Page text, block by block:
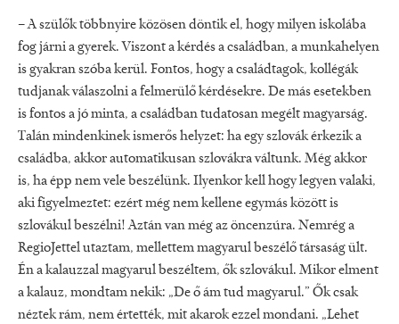
– A szülők többnyire közösen döntik el, hogy milyen iskolába
fog járni a gyerek. Viszont a kérdés a családban, a munkahelyen
is gyakran szóba kerül. Fontos, hogy a családtagok, kollégák
tudjanak válaszolni a felmerülő kérdésekre. De más esetekben
is fontos a jó minta, a családban tudatosan megélt magyarság.
Talán mindenkinek ismerős helyzet: ha egy szlovák érkezik a
családba, akkor automatikusan szlovákra váltunk. Még akkor
is, ha épp nem vele beszélünk. Ilyenkor kell hogy legyen valaki,
aki figyelmeztet: ezért még nem kellene egymás között is
szlovákul beszélni! Aztán van még az öncenzúra. Nemrég a
RegioJettel utaztam, mellettem magyarul beszélő társaság ült.
Én a kalauzzal magyarul beszéltem, ők szlovákul. Mikor elment
a kalauz, mondtam nekik: „De ő ám tud magyarul.” Ők csak
néztek rám, nem értették, mit akarok ezzel mondani. „Lehet